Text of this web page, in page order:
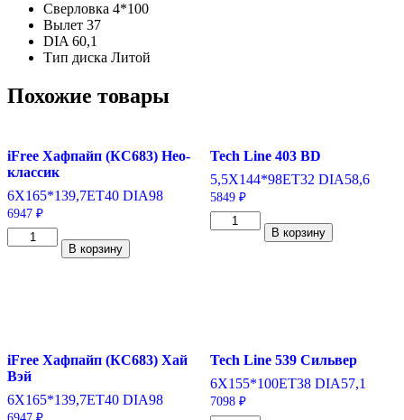
Сверловка 4*100
Вылет 37
DIA 60,1
Тип диска Литой
Похожие товары
iFree Хафпайп (КС683) Нео-
классик
6X165*139,7ET40 DIA98
6947 ₽
Количество
товара
ET40
DIA98
В корзину
Tech Line 403 BD
5,5X144*98ET32 DIA58,6
5849 ₽
Количество
товара
В корзину
iFree Хафпайп (КС683) Хай
Вэй
6X165*139,7ET40 DIA98
Tech Line 539 Сильвер
6X155*100ET38DIA57,1
7098 ₽